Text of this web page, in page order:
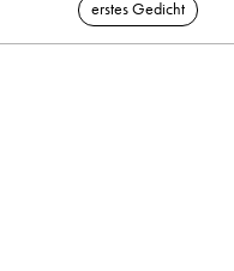
erstes Gedicht